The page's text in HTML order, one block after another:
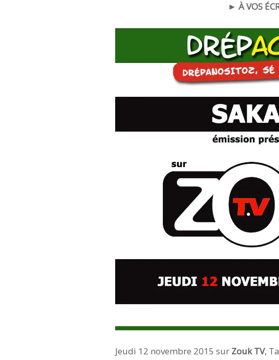
► À VOS
Jeudi 12 novembre 2015 sur Zouk TV,